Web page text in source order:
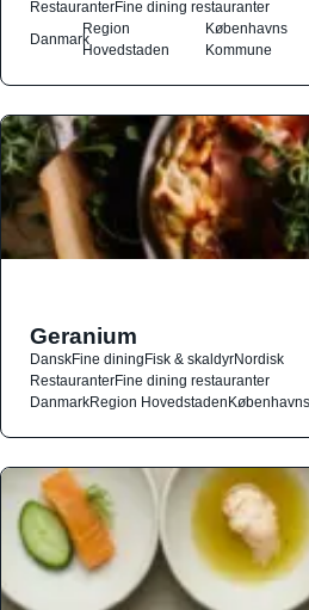
RestauranterFine dining restauranter
Danmark
Region
Hovedstaden
Københavns
Kommune
Geranium
DanskFine diningFisk & skaldyrNordisk
RestauranterFine dining restauranter
DanmarkRegion Hovedstaden